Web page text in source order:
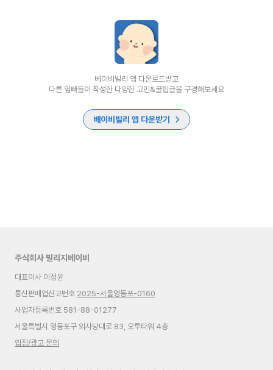
베이비빌리 앱 다운로드받고
다른 엄빠들이 작성한 다양한 고민&꿀팁글을 구경해보세요
베이비빌리 앱 다운받기
주식회사 빌리지베이비
대표이사 이정윤
통신판매업신고번호 2025-서울영등포-0160
사업자등록번호 581-88-01277
서울특별시 영등포구 의사당대로 83, 오투타워 4층
입점/광고 문의